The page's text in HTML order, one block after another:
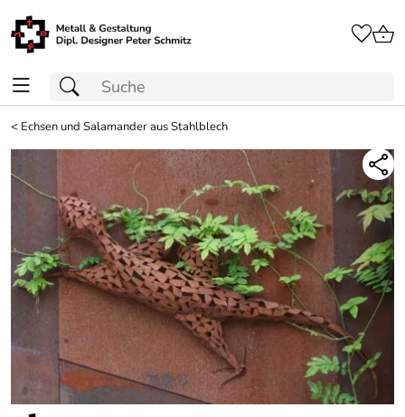
< Echsen und Salamander aus Stahlblech